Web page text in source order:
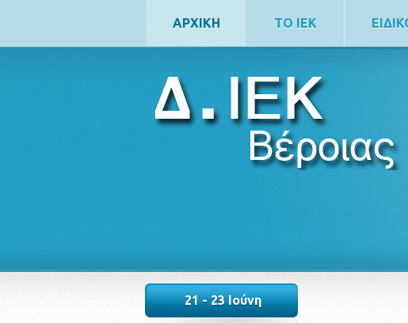
ΑΡΧΙΚΗ ΤΟ ΙΕΚ
21 - 23 Ιούνη